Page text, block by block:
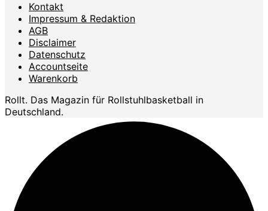
Kontakt
Impressum & Redaktion
AGB
Disclaimer
Datenschutz
Accountseite
Warenkorb
Rollt. Das Magazin für Rollstuhlbasketball in
Deutschland.